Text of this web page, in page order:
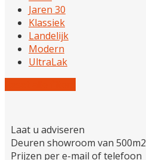
Jaren 30
Klassiek
Landelijk
Modern
UltraLak
Laat u adviseren
Deuren showroom van 500m2
Prijzen per e-mail of telefoon